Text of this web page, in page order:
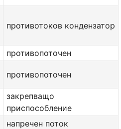
противотоков кондензатор
противопоточен
противопоточен
закрепващо
приспособление
напречен поток